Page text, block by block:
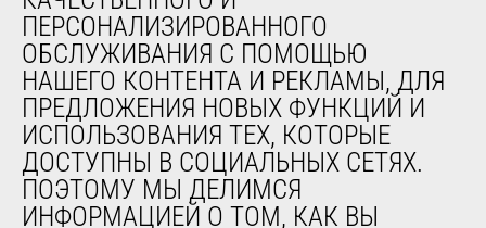
Подержанное оборудование
О НАС
Компания
Контакты
Юридическая информация
Мероприятия
Новости
ПЕРСОНАЛИЗИРОВАННОГО
ОБСЛУЖИВАНИЯ С ПОМОЩЬЮ
НАШЕГО КОНТЕНТА И РЕКЛАМЫ, ДЛЯ
ПРЕДЛОЖЕНИЯ НОВЫХ ФУНКЦИЙ И
ИСПОЛЬЗОВАНИЯ ТЕХ, КОТОРЫЕ
ДОСТУПНЫ В СОЦИАЛЬНЫХ СЕТЯХ.
ПОЭТОМУ МЫ ДЕЛИМСЯ
ИНФОРМАЦИЕЙ О ТОМ, КАК ВЫ